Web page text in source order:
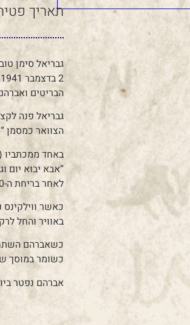
תאריך
גבריאל סימן טוב
הבריטים
גבריאל פנה
הצוואר כמסמן
באחד ממכתביו
“אבא יבוא יום
לאחר בריחת ה-20 מלטרון, בה נטל חלק.
כאשר
באוויר והחל
כשאברהם
כשומר במוסך
אברהם נפטר ביום כ’